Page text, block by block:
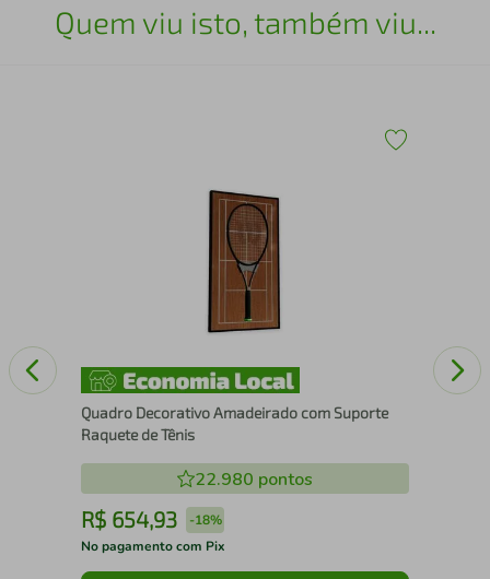
Quem viu isto, também viu...
Quadro Decorativo Amadeirado com Suporte
Raquete de Tênis
22.980 pontos
R$ 654,93 -18%
No pagamento com Pix